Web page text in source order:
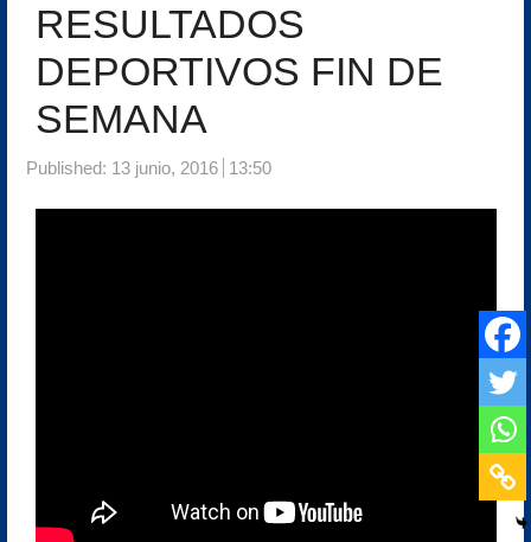
RESULTADOS
DEPORTIVOS FIN DE
SEMANA
Published: 13 junio, 2016 13:50